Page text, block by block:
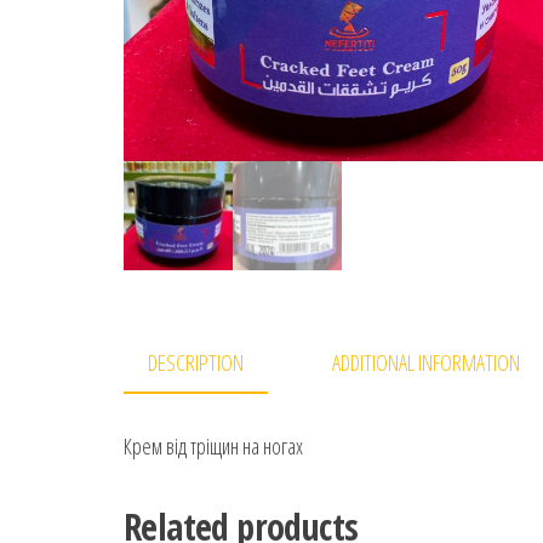
DESCRIPTION ADDITIONAL INFORMATION
Крем від тріщин на ногах
Related products